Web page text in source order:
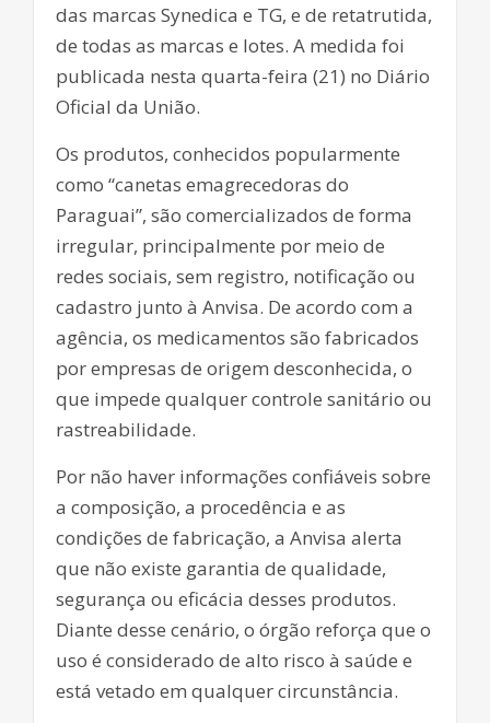
das marcas Synedica e TG, e de retatrutida,
de todas as marcas e lotes. A medida foi
publicada nesta quarta-feira (21) no Diário
Oficial da União.
Os produtos, conhecidos popularmente
como “canetas emagrecedoras do
Paraguai”, são comercializados de forma
irregular, principalmente por meio de
redes sociais, sem registro, notificação ou
cadastro junto à Anvisa. De acordo com a
agência, os medicamentos são fabricados
por empresas de origem desconhecida, o
que impede qualquer controle sanitário ou
rastreabilidade.
Por não haver informações confiáveis sobre
a composição, a procedência e as
condições de fabricação, a Anvisa alerta
que não existe garantia de qualidade,
segurança ou eficácia desses produtos.
Diante desse cenário, o órgão reforça que o
uso é considerado de alto risco à saúde e
está vetado em qualquer circunstância.